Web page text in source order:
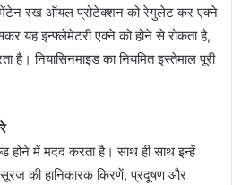
मेंटेन रख ऑयल प्रोटेक्शन को रेगुलेट कर एक्ने
यह इन्फ्लेमेटरी एक्ने को होने से रोकता है,
नियासिनमाइड का नियमित इस्तेमाल पूरी
होने में मदद करता है। साथ ही साथ इन्हें
की हानिकारक किरणें, प्रदूषण और